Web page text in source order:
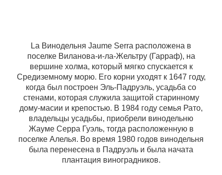
La Винодельня Jaume Serra расположена в
поселке Виланова-и-ла-Жельтру (Гарраф), на
вершине холма, который мягко спускается к
Средиземному морю. Его корни уходят к 1647 году,
когда был построен Эль-Падруэль, усадьба со
стенами, которая служила защитой старинному
дому-масии и крепостью. В 1984 году семья Рато,
владельцы усадьбы, приобрели винодельню
Жауме Серра Гуэль, тогда расположенную в
поселке Алелья. Во время 1980 годов винодельня
была перенесена в Падруэль и была начата
плантация виноградников.